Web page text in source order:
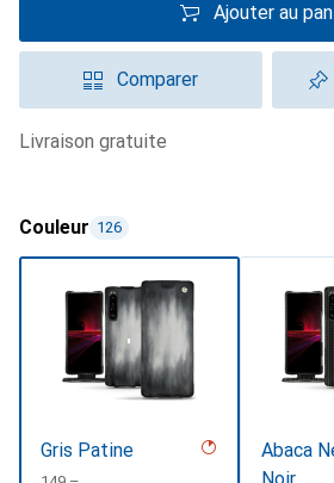
Ajouter au
Comparer
livraison gratuite
Couleur 126
Gris Patine
Abaca